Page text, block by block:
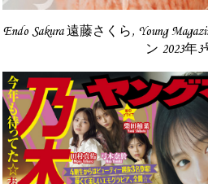
Endo Sakura 遠藤さくら, Young
ン 2023年3